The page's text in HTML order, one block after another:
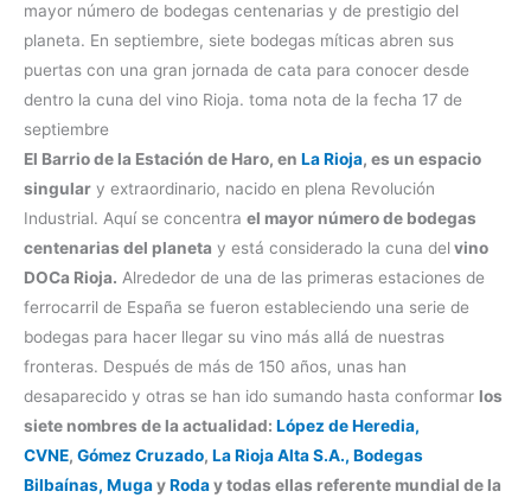
mayor número de bodegas centenarias y de prestigio del
planeta. En septiembre, siete bodegas míticas abren sus
puertas con una gran jornada de cata para conocer desde
dentro la cuna del vino Rioja. toma nota de la fecha 17 de
septiembre
El Barrio de la Estación de Haro, en La Rioja, es un espacio
singular y extraordinario, nacido en plena Revolución
Industrial. Aquí se concentra el mayor número de bodegas
centenarias del planeta y está considerado la cuna del vino
DOCa Rioja. Alrededor de una de las primeras estaciones de
ferrocarril de España se fueron estableciendo una serie de
bodegas para hacer llegar su vino más allá de nuestras
fronteras. Después de más de 150 años, unas han
desaparecido y otras se han ido sumando hasta conformar los
siete nombres de la actualidad: López de Heredia,
CVNE, Gómez Cruzado, La Rioja Alta S.A., Bodegas
Bilbaínas, MugayRoday todas ellas referente mundial de la